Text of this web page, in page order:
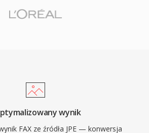
wynik
FAX ze źródła JPE — konwersja